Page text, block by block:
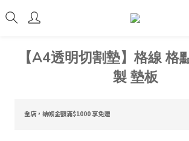
【A4透明切割墊】格線 格
製 墊板
全店，結帳金額滿$1000 享免運